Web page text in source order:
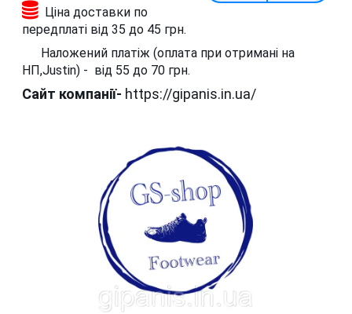
Ціна доставки по
передплаті від 35 до 45 грн.
Наложений платіж (оплата при отримані на
НП,Justin) - від 55 до 70 грн.
Сайт компанії- https://gipanis.in.ua/